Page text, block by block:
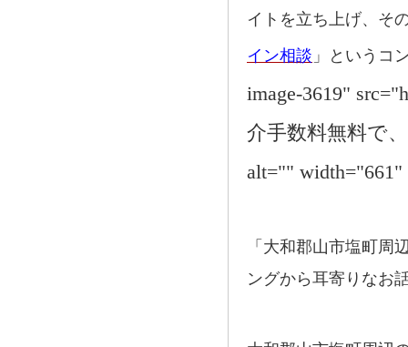
イトを立ち上げ、そ
イン相談 」というコ
image-3619"
介手数料無料で
alt="" width="661"
「大和郡山市塩町周
ングから耳寄りなお